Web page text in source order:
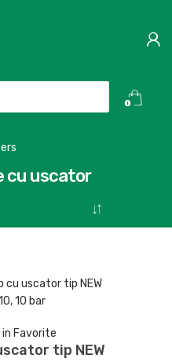
0
cu uscator
in Favorite
tip NEW